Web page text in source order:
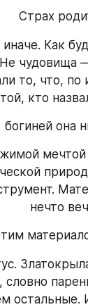
Страх
Как
чудовища
то, что, по
кто
богиней она
мечтой
нечто
остальные.